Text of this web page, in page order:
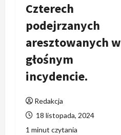
Czterech
podejrzanych
aresztowanych w
głośnym
incydencie.
Redakcja
18 listopada, 2024
1 minut czytania